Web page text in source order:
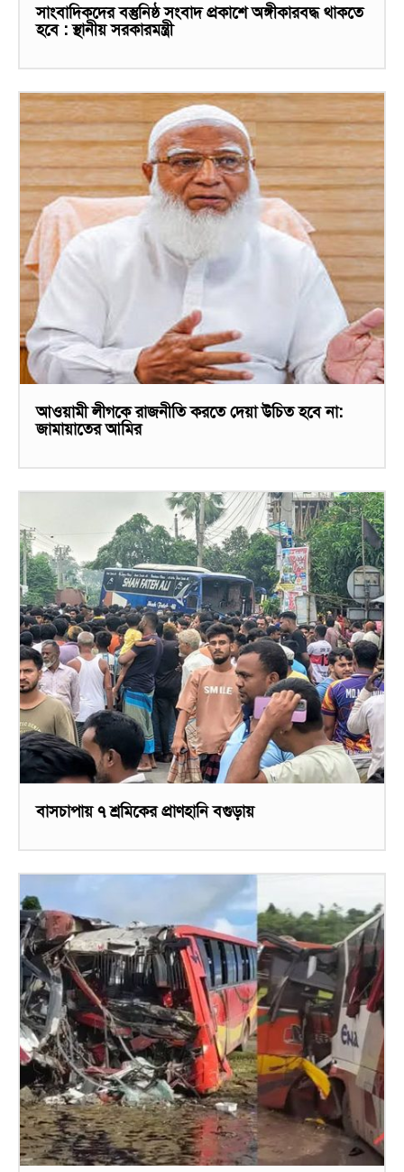
সাংবাদিকদের বস্তুনিষ্ঠ সংবাদ প্রকাশে অঙ্গীকারবদ্ধ থাকতে
হবে : স্থানীয় সরকারমন্ত্রী
আওয়ামী লীগকে রাজনীতি করতে দেয়া উচিত হবে না:
জামায়াতের আমির
বাসচাপায় ৭ শ্রমিকের প্রাণহানি বগুড়ায়